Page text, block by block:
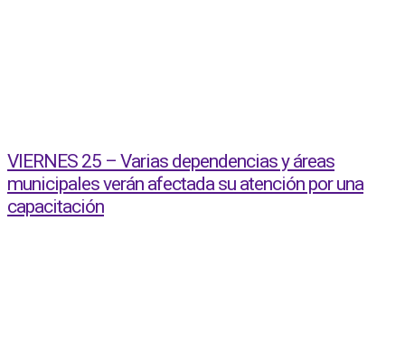
VIERNES 25 – Varias dependencias y áreas
municipales verán afectada su atención por una
capacitación